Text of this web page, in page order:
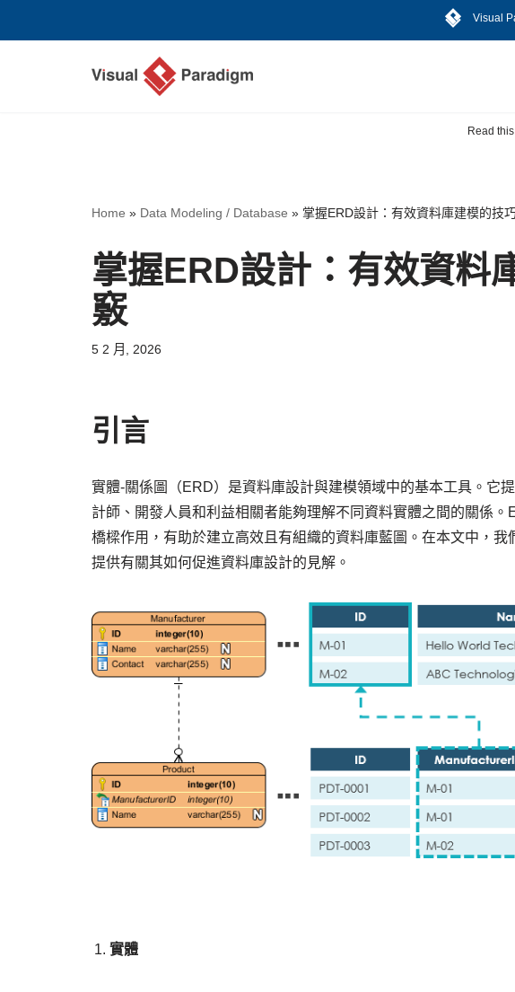
Visual
Read
Home » Data Modeling / Database » 掌握ERD設計：有效資料庫建模的技
掌握ERD設計：有效資料
竅
5 2 月, 2026
引言
實體-關係圖（ERD）是資料庫設計與建模領域中的基本工具。它
計師、開發人員和利益相關者能夠理解不同資料實體之間的關係
橋樑作用，有助於建立高效且有組織的資料庫藍圖。在本文中，
提供有關其如何促進資料庫設計的見解。
實體